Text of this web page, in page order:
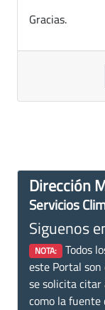
Gracias.
Dirección
Servicios
Siguenos
NOTA: Todos
este Portal son
se solicita citar
como la fuente